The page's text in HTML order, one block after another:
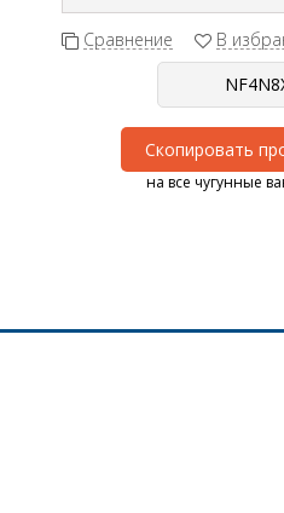
Сравнение В
Скопировать
на все чугунные